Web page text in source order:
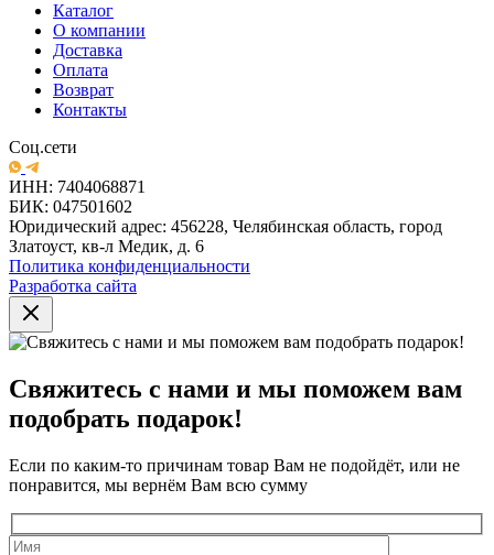
Каталог
О компании
Доставка
Оплата
Возврат
Контакты
Соц.сети
ИНН: 7404068871
БИК: 047501602
Юридический адрес: 456228, Челябинская область, город
Златоуст, кв-л Медик, д. 6
Политика конфиденциальности
Разработка сайта
Свяжитесь с нами и мы поможем вам
подобрать подарок!
Если по каким-то причинам товар Вам не подойдёт, или не
понравится, мы вернём Вам всю сумму